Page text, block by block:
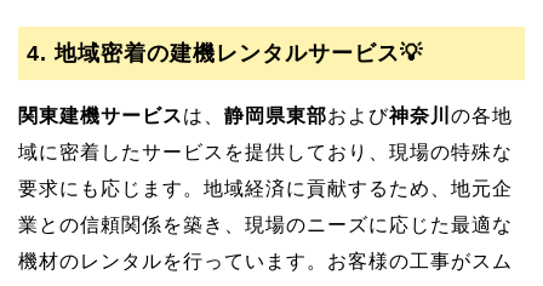
4. 地域密着の建機レンタルサービス💡
関東建機サービスは、 静岡県東部および神奈川 の各地
域に密着したサービスを提供しており、現場の特殊な
要求にも応じます。地域経済に貢献するため、地元企
業との信頼関係を築き、現場のニーズに応じた最適な
機材のレンタルを行っています。お客様の工事がスム